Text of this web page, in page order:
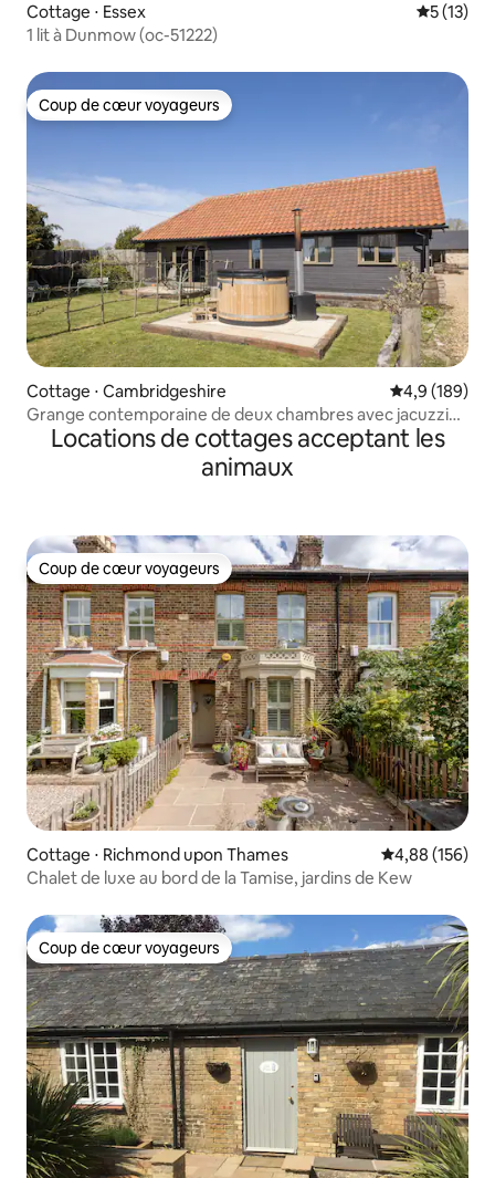
Cottage ⋅ Essex
5 (13)
1 lit à Dunmow (oc-51222)
Coup de cœur voyageurs
Coup de cœur voyageurs
Cottage ⋅ Cambridgeshire Évaluation
4,9 (189)
Grange contemporaine de deux chambres avec jacuzzi
privéLocations de cottages acceptant les
animaux
Coup de cœur voyageurs
Coup de cœur voyageurs
Cottage ⋅ Richmond upon Thames Évaluation
4,88 (156)
Chalet de luxe au bord de la Tamise, jardins de Kew
Coup de cœur voyageurs
Coup de cœur voyageurs